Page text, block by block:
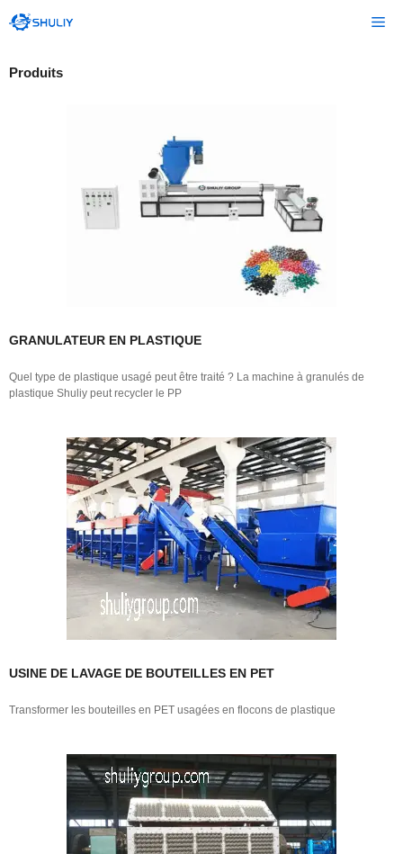
au
Produits
GRANULATEUR EN PLASTIQUE
Quel type de plastique usagé peut être traité ? La machine à granulés de
plastique Shuliy peut recycler le PP
USINE DE LAVAGE DE BOUTEILLES EN PET
Transformer les bouteilles en PET usagées en flocons de plastique